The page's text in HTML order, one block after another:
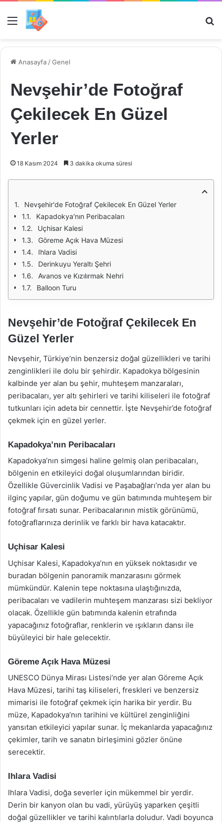
Menü
Anasayfa /Genel
Nevşehir’de Fotoğraf
Çekilecek En Güzel
Yerler
18 Kasım 2024 3 dakika okuma süresi
Nevşehir'de Fotoğraf Çekilecek En Güzel Yerler
Kapadokya'nın Peribacaları
Uçhisar Kalesi
Göreme Açık Hava Müzesi
Ihlara Vadisi
Derinkuyu Yeraltı Şehri
Avanos ve Kızılırmak Nehri
Balloon Turu
Nevşehir’de Fotoğraf Çekilecek En
Güzel Yerler
Nevşehir, Türkiye’nin benzersiz doğal güzellikleri ve tarihi
zenginlikleri ile dolu bir şehirdir. Kapadokya bölgesinin
kalbinde yer alan bu şehir, muhteşem manzaraları,
peribacaları, yer altı şehirleri ve tarihi kiliseleri ile fotoğraf
tutkunları için adeta bir cennettir. İşte Nevşehir’de fotoğraf
çekmek için en güzel yerler.
Kapadokya’nın Peribacaları
Kapadokya’nın simgesi haline gelmiş olan peribacaları,
bölgenin en etkileyici doğal oluşumlarından biridir.
Özellikle Güvercinlik Vadisi ve Paşabağları’nda yer alan bu
ilginç yapılar, gün doğumu ve gün batımında muhteşem bir
fotoğraf fırsatı sunar. Peribacalarının mistik görünümü,
fotoğraflarınıza derinlik ve farklı bir hava katacaktır.
Uçhisar Kalesi
Uçhisar Kalesi, Kapadokya’nın en yüksek noktasıdır ve
buradan bölgenin panoramik manzarasını görmek
mümkündür. Kalenin tepe noktasına ulaştığınızda,
peribacaları ve vadilerin muhteşem manzarası sizi bekliyor
olacak. Özellikle gün batımında kalenin etrafında
yapacağınız fotoğraflar, renklerin ve ışıkların dansı ile
büyüleyici bir hale gelecektir.
Göreme Açık Hava Müzesi
UNESCO Dünya Mirası Listesi’nde yer alan Göreme Açık
Hava Müzesi, tarihi taş kiliseleri, freskleri ve benzersiz
mimarisi ile fotoğraf çekmek için harika bir yerdir. Bu
müze, Kapadokya’nın tarihini ve kültürel zenginliğini
yansıtan etkileyici yapılar sunar. İç mekanlarda yapacağınız
çekimler, tarih ve sanatın birleşimini gözler önüne
serecektir.
Ihlara Vadisi
Ihlara Vadisi, doğa severler için mükemmel bir yerdir.
Derin bir kanyon olan bu vadi, yürüyüş yaparken çeşitli
doğal güzellikler ve tarihi kalıntılarla doludur. Vadi boyunca